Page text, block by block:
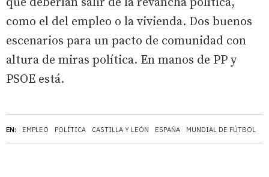
EN: EMPLEO POLÍTICA CASTILLA Y LEÓN ESPAÑA MUNDIAL DE FÚTBOL
como el del empleo o la vivienda. Dos buenos
escenarios para un pacto de comunidad con
altura de miras política. En manos de PP y
PSOE está.